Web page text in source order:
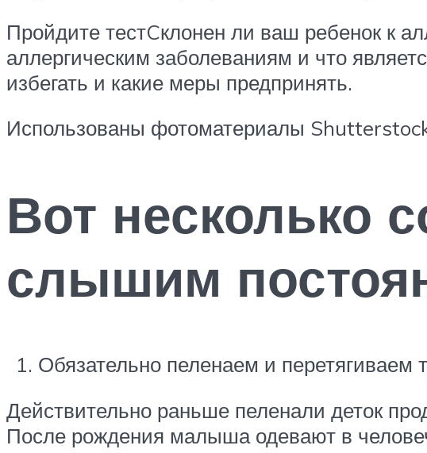
Пройдите тестCклонен ли ваш ребенок к
аллергическим заболеваниям и что
избегать и какие меры предпринять.
Использованы фотоматериалы
Вот несколько
слышим
Обязательно пеленаем и перетягиваем
Действительно раньше пеленали деток
После рождения малыша одевают в